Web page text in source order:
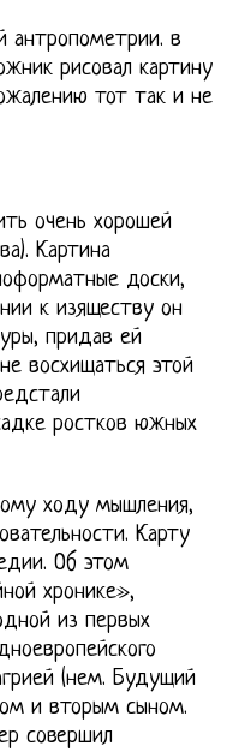
антропометрии. в
рисовал картину
тот так и не
очень хорошей
Картина
доски,
к изяществу он
придав ей
восхищаться этой
ростков южных
ходу мышления,
Карту
Об этом
хронике»,
из первых
(нем. Будущий
и вторым сыном.
совершил